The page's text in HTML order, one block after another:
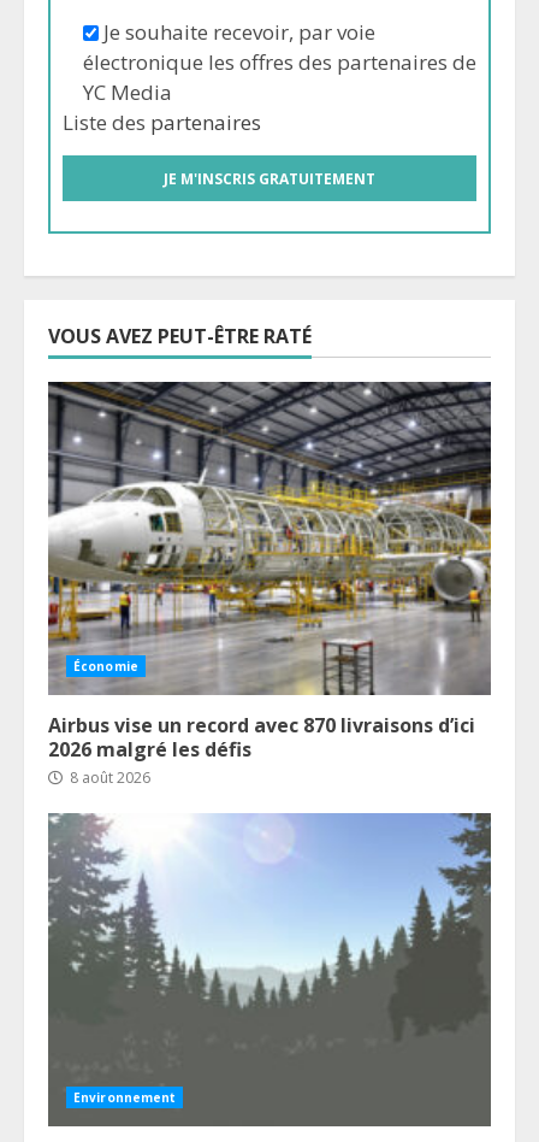
Je souhaite recevoir, par voie
électronique les offres des partenaires de
YC Media
Liste des partenaires
VOUS AVEZ PEUT-ÊTRE RATÉ
Économie
Airbus vise un record avec 870 livraisons d’ici
2026 malgré les défis
8 août 2026
Environnement